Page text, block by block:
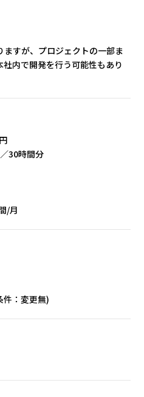
すが、プロジェクトの一部ま
内で開発を行う可能性もあり
30時間分
/月
件：変更無)